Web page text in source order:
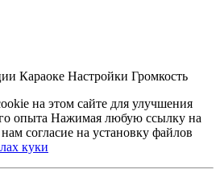
Караоке Настройки Громкость
на этом сайте для улучшения
опыта Нажимая любую ссылку на
согласие на установку файлов
куки